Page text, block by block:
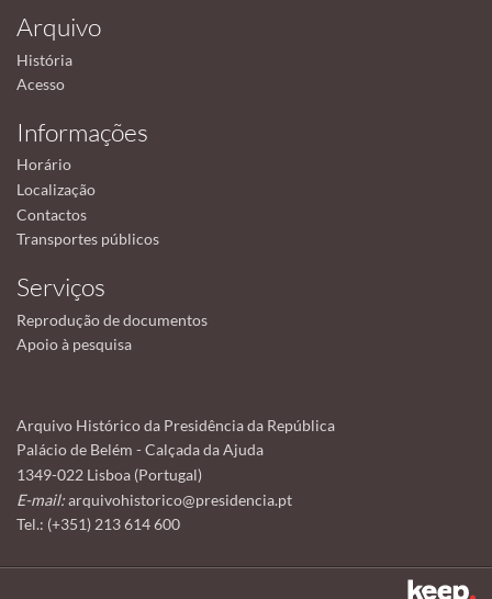
Arquivo
História
Acesso
Informações
Horário
Localização
Contactos
Transportes públicos
Serviços
Reprodução de documentos
Apoio à pesquisa
Arquivo Histórico da Presidência da República
Palácio de Belém - Calçada da Ajuda
1349-022 Lisboa (Portugal)
E-mail:arquivohistorico@presidencia.pt
Tel.: (+351) 213 614 600